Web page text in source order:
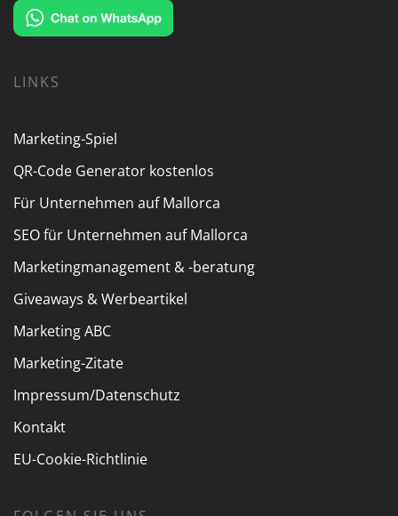
LINKS
Marketing-Spiel
QR-Code Generator kostenlos
Für Unternehmen auf Mallorca
SEO für Unternehmen auf Mallorca
Marketingmanagement & -beratung
Giveaways & Werbeartikel
Marketing ABC
Marketing-Zitate
Impressum/Datenschutz
Kontakt
EU-Cookie-Richtlinie